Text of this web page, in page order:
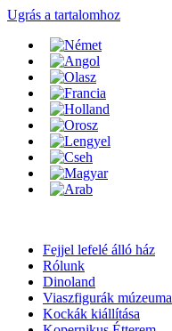
Ugrás a tartalomhoz
Fejjel lefelé álló ház
Rólunk
Dinoland
Viaszfigurák múzeuma
Kockák kiállítása